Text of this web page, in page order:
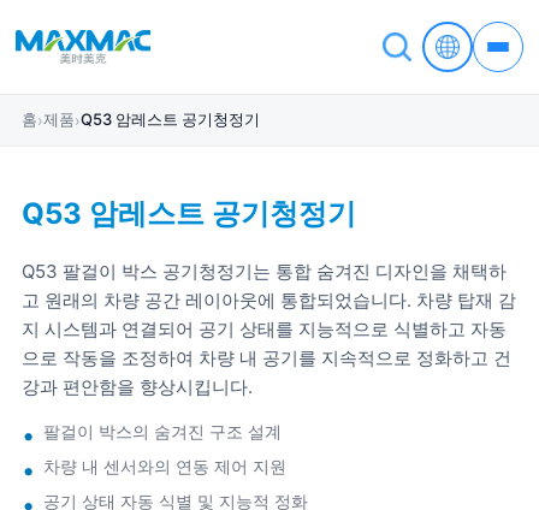
홈›제품›Q53 암레스트 공기청정기
Q53 암레스트 공기청정기
Q53 팔걸이 박스 공기청정기는 통합 숨겨진 디자인을 채택하
고 원래의 차량 공간 레이아웃에 통합되었습니다. 차량 탑재 감
지 시스템과 연결되어 공기 상태를 지능적으로 식별하고 자동
으로 작동을 조정하여 차량 내 공기를 지속적으로 정화하고 건
강과 편안함을 향상시킵니다.
팔걸이 박스의 숨겨진 구조 설계
차량 내 센서와의 연동 제어 지원
공기 상태 자동 식별 및 지능적 정화